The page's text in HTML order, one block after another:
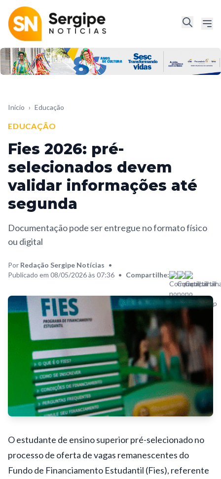
Início › Educação
EDUCAÇÃO
Fies 2026: pré-
selecionados devem
validar informações até
segunda
Documentação pode ser entregue no formato físico
ou digital
Por Redação Sergipe Notícias •
Publicado em 08/05/2026 às 07:36 • Compartilhe:
O estudante de ensino superior pré-selecionado no
processo de oferta de vagas remanescentes do
Fundo de Financiamento Estudantil (Fies), referente